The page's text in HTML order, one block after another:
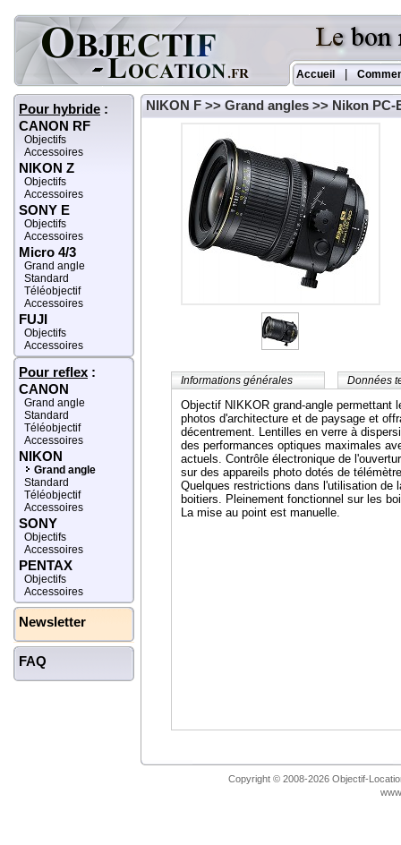
Accueil
Pour hybride :
CANON RF
Objectifs
Accessoires
NIKON Z
Objectifs
Accessoires
SONY E
Objectifs
Accessoires
Micro 4/3
Grand angle
Standard
Téléobjectif
Accessoires
FUJI
Objectifs
Accessoires
Pour reflex :
CANON
Grand angle
Standard
Téléobjectif
Accessoires
NIKON
Grand angle
Standard
Téléobjectif
Accessoires
SONY
Objectifs
Accessoires
PENTAX
Objectifs
Accessoires
Newsletter
FAQ
NIKON F >> Grand angles >> Nikon PC-
Informations générales Données
Objectif NIKKOR grand-angle permettant
photos d'architecture et de paysage et
décentrement. Lentilles en verre à
des performances optiques maximales
actuels. Contrôle électronique de
sur des appareils photo dotés de
Quelques restrictions dans l'utilisation de
boitiers. Pleinement fonctionnel sur les
La mise au point est manuelle.
Copyright © 2008-2026 Objectif-